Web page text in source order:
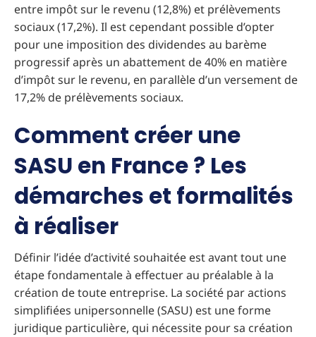
entre impôt sur le revenu (12,8%) et prélèvements
sociaux (17,2%). Il est cependant possible d’opter
pour une imposition des dividendes au barème
progressif après un abattement de 40% en matière
d’impôt sur le revenu, en parallèle d’un versement de
17,2% de prélèvements sociaux.
Comment créer une
SASU en France ? Les
démarches et formalités
à réaliser
Définir l’idée d’activité souhaitée est avant tout une
étape fondamentale à effectuer au préalable à la
création de toute entreprise. La société par actions
simplifiées unipersonnelle (SASU) est une forme
juridique particulière, qui nécessite pour sa création